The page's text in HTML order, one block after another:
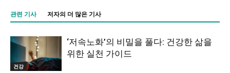
관련 기사 저자의 더 많은 기사
건강
‘저속노화’의 비밀을 풀다: 건강한 삶을
위한 실천 가이드